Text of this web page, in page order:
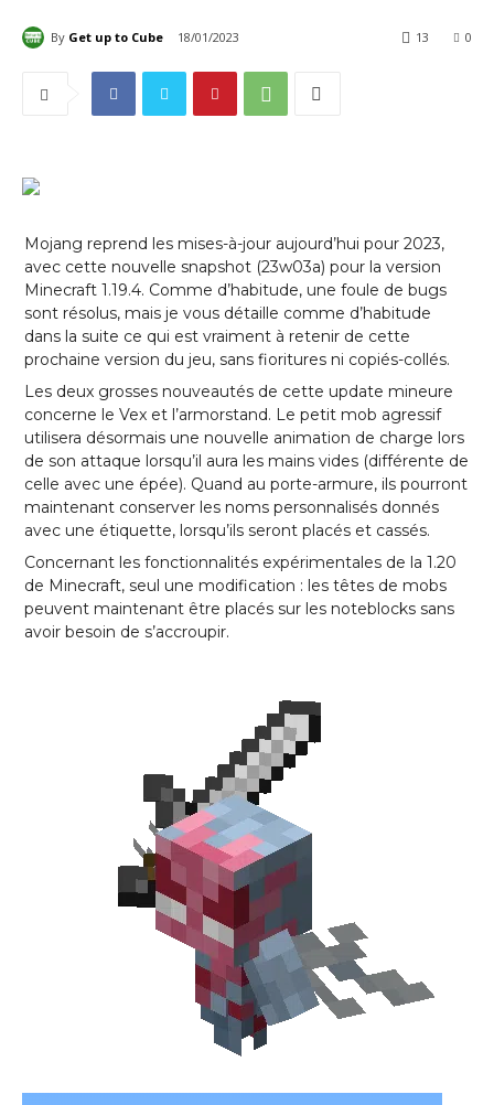
By Get up to Cube 18/01/2023 0
13
Mojang reprend les mises-à-jour aujourd’hui pour 2023,
avec cette nouvelle snapshot (23w03a) pour la version
Minecraft 1.19.4. Comme d’habitude, une foule de bugs
sont résolus, mais je vous détaille comme d’habitude
dans la suite ce qui est vraiment à retenir de cette
prochaine version du jeu, sans fioritures ni copiés-collés.
Les deux grosses nouveautés de cette update mineure
concerne le Vex et l’armorstand. Le petit mob agressif
utilisera désormais une nouvelle animation de charge lors
de son attaque lorsqu’il aura les mains vides (différente de
celle avec une épée). Quand au porte-armure, ils pourront
maintenant conserver les noms personnalisés donnés
avec une étiquette, lorsqu’ils seront placés et cassés.
Concernant les fonctionnalités expérimentales de la 1.20
de Minecraft, seul une modification : les têtes de mobs
peuvent maintenant être placés sur les noteblocks sans
avoir besoin de s’accroupir.